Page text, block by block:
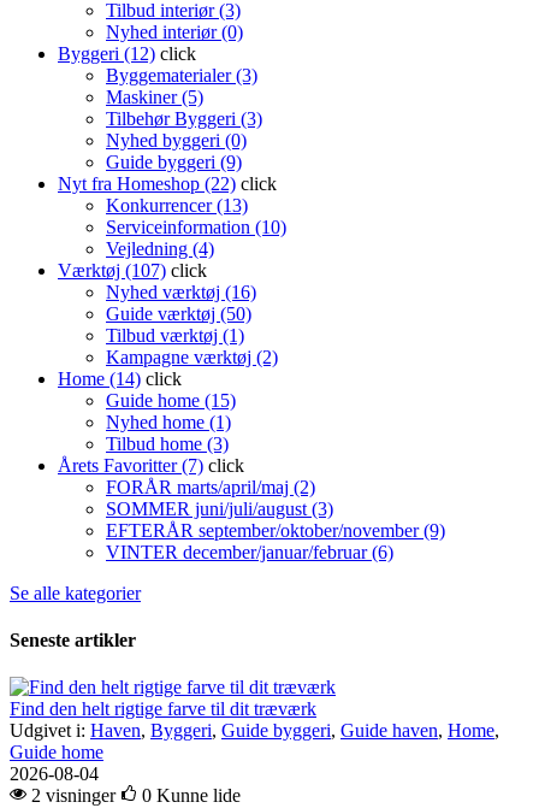
Tilbud interiør (3)
Nyhed interiør (0)
Byggeri (12) click
Byggematerialer (3)
Maskiner (5)
Tilbehør Byggeri (3)
Nyhed byggeri (0)
Guide byggeri (9)
Nyt fra Homeshop (22) click
Konkurrencer (13)
Serviceinformation (10)
Vejledning (4)
Værktøj (107) click
Nyhed værktøj (16)
Guide værktøj (50)
Tilbud værktøj (1)
Kampagne værktøj (2)
Home (14) click
Guide home (15)
Nyhed home (1)
Tilbud home (3)
Årets Favoritter (7) click
FORÅR marts/april/maj (2)
SOMMER juni/juli/august (3)
EFTERÅR september/oktober/november (9)
VINTER december/januar/februar (6)
Se alle kategorier
Seneste artikler
Find den helt rigtige farve til dit træværk
Udgivet i: Haven, Byggeri, Guide byggeri, Guide haven, Home,
Guide home
2026-08-04
2 visninger
0 Kunne lide